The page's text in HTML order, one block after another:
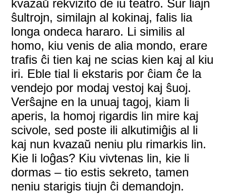
kvazaŭ rekvizito de iu teatro. Sur liajn
ŝultrojn, similajn al kokinaj, falis lia
longa ondeca hararo. Li similis al
homo, kiu venis de alia mondo, erare
trafis ĉi tien kaj ne scias kien kaj al kiu
iri. Eble tial li ekstaris por ĉiam ĉe la
vendejo por modaj vestoj kaj ŝuoj.
Verŝajne en la unuaj tagoj, kiam li
aperis, la homoj rigardis lin mire kaj
scivole, sed poste ili alkutimiĝis al li
kaj nun kvazaŭ neniu plu rimarkis lin.
Kie li loĝas? Kiu vivtenas lin, kie li
dormas – tio estis sekreto, tamen
neniu starigis tiujn ĉi demandojn.